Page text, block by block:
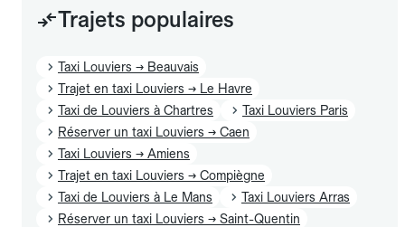
Trajets populaires
Taxi Louviers → Beauvais
Trajet en taxi Louviers → Le Havre
Taxi de Louviers à Chartres
Taxi Louviers Paris
Réserver un taxi Louviers → Caen
Taxi Louviers → Amiens
Trajet en taxi Louviers → Compiègne
Taxi de Louviers à Le Mans
Taxi Louviers Arras
Réserver un taxi Louviers → Saint-Quentin